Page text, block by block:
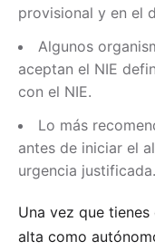
provisional y en el
Algunos
aceptan el NIE
con el NIE.
Lo más
antes de iniciar el
urgencia justificada.
Una vez que tienes
alta como